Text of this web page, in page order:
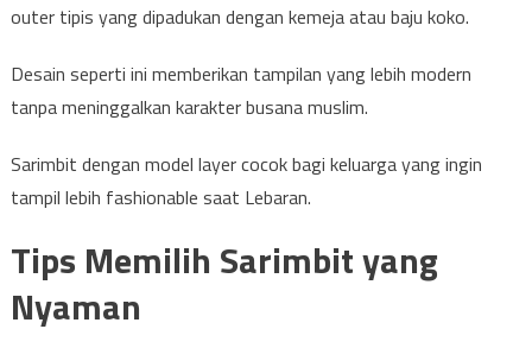
outer tipis yang dipadukan dengan kemeja atau baju koko.
Desain seperti ini memberikan tampilan yang lebih modern
tanpa meninggalkan karakter busana muslim.
Sarimbit dengan model layer cocok bagi keluarga yang ingin
tampil lebih fashionable saat Lebaran.
Tips Memilih Sarimbit yang
Nyaman